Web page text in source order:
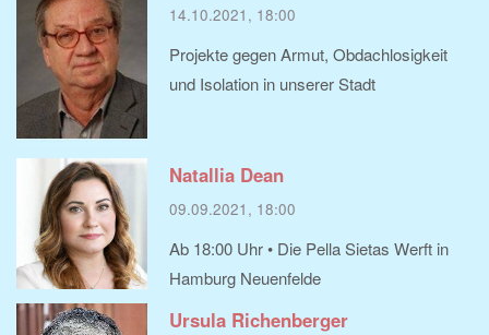
14.10.2021, 18:00
Projekte gegen Armut, Obdachlosigkeit
und Isolation in unserer Stadt
Natallia Dean
09.09.2021, 18:00
Ab 18:00 Uhr • Die Pella Sietas Werft in
Hamburg Neuenfelde
Ursula Richenberger